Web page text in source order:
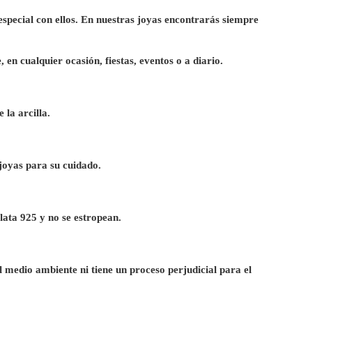
con ellos. En nuestras joyas encontrarás siempre
cualquier ocasión, fiestas, eventos o a diario.
la arcilla.
para su cuidado.
925 y no se estropean.
ambiente ni tiene un proceso perjudicial para el